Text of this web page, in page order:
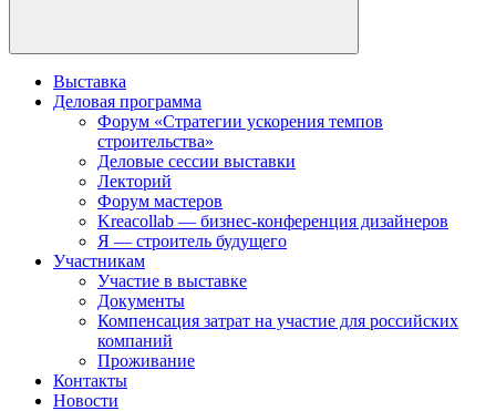
Выставка
Деловая программа
Форум «Стратегии ускорения темпов
строительства»
Деловые сессии выставки
Лекторий
Форум мастеров
Kreacollab — бизнес-конференция дизайнеров
Я — строитель будущего
Участникам
Участие в выставке
Документы
Компенсация затрат на участие для российских
компаний
Проживание
Контакты
Новости